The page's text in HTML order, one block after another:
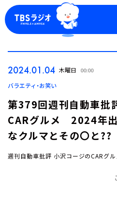
ログイン
2024.01.04 木曜日 00:00
バラエティ・お笑い
第379回週刊自動車批
CARグルメ 2024年
なクルマとその〇と??
週刊自動車批評 小沢コージのCARグル